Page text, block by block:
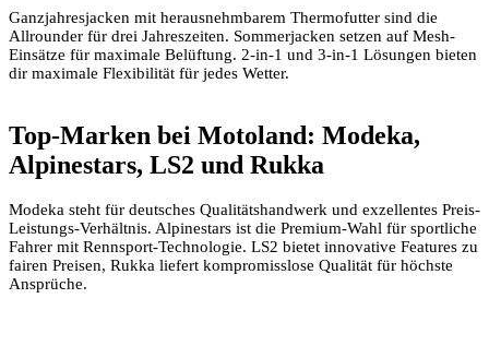
Ganzjahresjacken mit herausnehmbarem Thermofutter sind die
Allrounder für drei Jahreszeiten. Sommerjacken setzen auf Mesh-
Einsätze für maximale Belüftung. 2-in-1 und 3-in-1 Lösungen bieten
dir maximale Flexibilität für jedes Wetter.
Top-Marken bei Motoland: Modeka,
Alpinestars, LS2 und Rukka
Modeka steht für deutsches Qualitätshandwerk und exzellentes Preis-
Leistungs-Verhältnis. Alpinestars ist die Premium-Wahl für sportliche
Fahrer mit Rennsport-Technologie. LS2 bietet innovative Features zu
fairen Preisen, Rukka liefert kompromisslose Qualität für höchste
Ansprüche.